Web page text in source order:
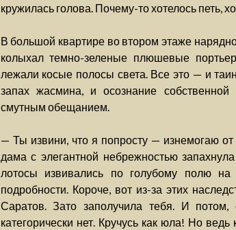
кружилась голова. Почему-то хотелось петь,
В большой квартире во втором этаже
колыхал темно-зеленые плюшевые
лежали косые полосы света. Все это — и
запах жасмина, и осознание
смутным обещанием.
— Ты извини, что я попросту — изнемогаю
дама с элегантной небрежностью
лотосы извивались по голубому полю
подробности. Короче, вот из-за этих
Саратов. Зато заполучила тебя. И
категорически нет. Кручусь как юла! Но